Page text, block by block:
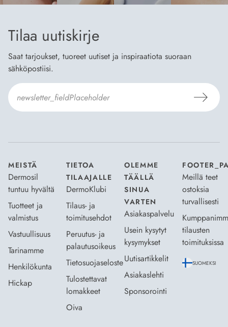
Tilaa uutiskirje
Saat tarjoukset, tuoreet uutiset ja inspiraatiota suoraan
sähköpostiisi.
MEISTÄ
Dermosil
tuntuu hyvältä
Tuotteet ja
valmistus
Vastuullisuus
Tarinamme
Henkilökunta
Hickap
TIETOA
TILAAJALLE
DermoKlubi
Tilaus- ja
toimitusehdot
Peruutus- ja
palautusoikeus
Tietosuojaseloste
Tulostettavat
lomakkeet
Oiva
OLEMME
TÄÄLLÄ
SINUA
VARTEN
Asiakaspalvelu
Usein kysytyt
kysymykset
Uutisartikkelit
Asiakaslehti
Sponsorointi
Meillä teet
ostoksia
turvallisesti
tilausten
toimituksissa
SUOMEKSI